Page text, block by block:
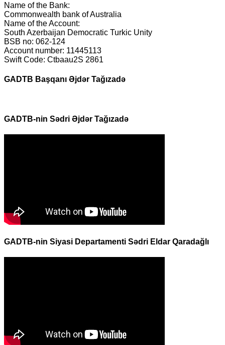
Name of the Bank:
Commonwealth bank of Australia
Name of the Account:
South Azerbaijan Democratic Turkic Unity
BSB no: 062-124
Account number: 11445113
Swift Code: Ctbaau2S 2861
GADTB Başqanı Əjdər Tağızadə
GADTB-nin Sədri Əjdər Tağızadə
GADTB-nin Siyasi Departamenti Sədri Eldar Qaradağlı